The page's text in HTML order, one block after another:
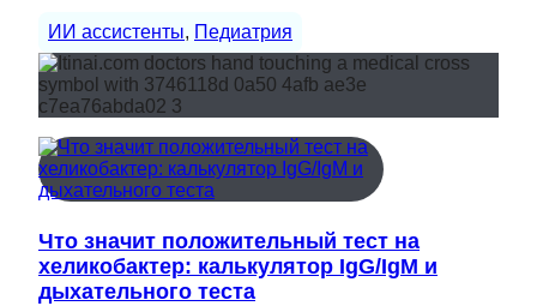
ИИ ассистенты, Педиатрия
Что значит положительный тест на
хеликобактер: калькулятор IgG/IgM и
дыхательного теста